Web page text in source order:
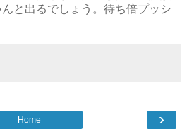
と出るでしょう。待ち倍プッシ
›
Home